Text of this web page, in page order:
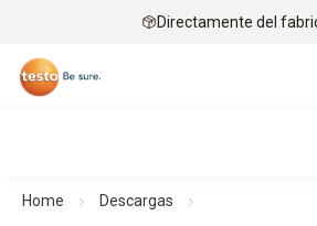
Directamente del
Home Descargas